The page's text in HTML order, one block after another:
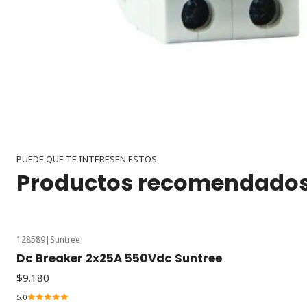
PUEDE QUE TE INTERESEN ESTOS
Productos
128589| Suntree
Dc Breaker 2x25A 550Vdc Suntree
$9.180
5.0